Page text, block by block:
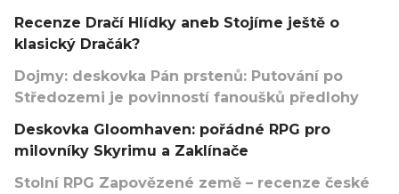
Recenze Dračí Hlídky aneb Stojíme ještě o
klasický Dračák?
Dojmy: deskovka Pán prstenů: Putování po
Středozemi je povinností fanoušků předlohy
Deskovka Gloomhaven: pořádné RPG pro
milovníky Skyrimu a Zaklínače
Stolní RPG Zapovězené země – recenze české